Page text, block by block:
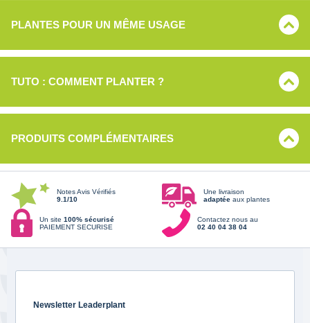
PLANTES POUR UN MÊME USAGE
TUTO : COMMENT PLANTER ?
PRODUITS COMPLÉMENTAIRES
Notes Avis Vérifiés
9.1/10
Une livraison
adaptée aux plantes
Un site 100% sécurisé
PAIEMENT SECURISE
Contactez nous au
02 40 04 38 04
Newsletter Leaderplant